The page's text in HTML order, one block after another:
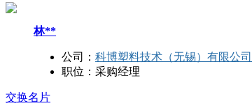
林**
公司： 科博塑料技术（无锡）有限公司
职位： 采购经理
交换名片